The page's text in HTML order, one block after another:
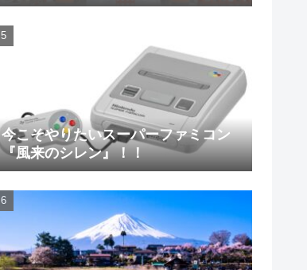
今こそやりたいスーパーファミコン
『風来のシレン』！！